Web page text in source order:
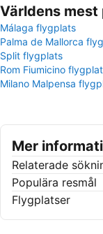
Världens
Málaga flygplats
Palma de Mallorca
Split flygplats
Rom Fiumicino
Milano Malpensa
Mer
Relaterade
Populära resmål
Flygplatser